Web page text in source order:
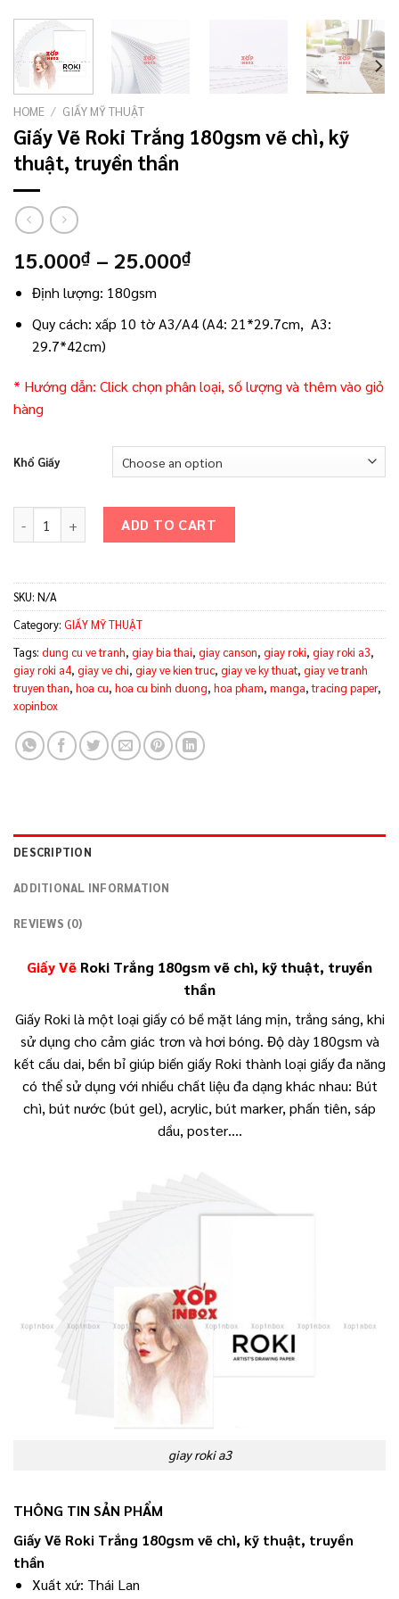
HOME / GIẤY MỸ THUẬT
Giấy Vẽ Roki Trắng 180gsm vẽ chì, kỹ
thuật, truyền thần
15.000₫ – 25.000₫
Định lượng: 180gsm
Quy cách: xấp 10 tờ A3/A4 (A4: 21*29.7cm, A3:
29.7*42cm)
* Hướng dẫn: Click chọn phân loại, số lượng và thêm vào giỏ
hàng
Khổ Giấy
ADD TO CART
SKU: N/A
Category: GIẤY MỸ THUẬT
Tags: dung cu ve tranh, giay bia thai, giay canson, giay roki, giay roki a3,
giay roki a4, giay ve chi, giay ve kien truc, giay ve ky thuat, giay ve tranh
truyen than, hoa cu, hoa cu binh duong, hoa pham, manga,tracing paper,
xopinbox
DESCRIPTION
ADDITIONAL INFORMATION
REVIEWS (0)
Giấy Vẽ Roki Trắng 180gsm vẽ chì, kỹ thuật, truyền
thần
Giấy Roki là một loại giấy có bề mặt láng mịn, trắng sáng, khi
sử dụng cho cảm giác trơn và hơi bóng. Độ dày 180gsm và
kết cấu dai, bền bỉ giúp biến giấy Roki thành loại giấy đa năng
có thể sử dụng với nhiều chất liệu đa dạng khác nhau: Bút
chì, bút nước (bút gel), acrylic, bút marker, phấn tiên, sáp
dầu, poster….
giay roki a3
THÔNG TIN SẢN PHẨM
Giấy Vẽ Roki Trắng 180gsm vẽ chì, kỹ thuật, truyền
thần
Xuất xứ: Thái Lan